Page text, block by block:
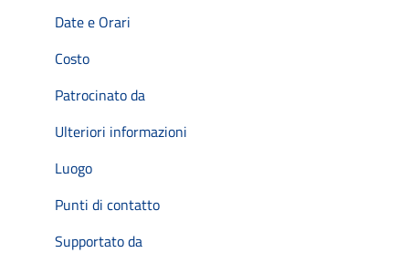
Date e Orari
Costo
Patrocinato da
Ulteriori informazioni
Luogo
Punti di contatto
Supportato da